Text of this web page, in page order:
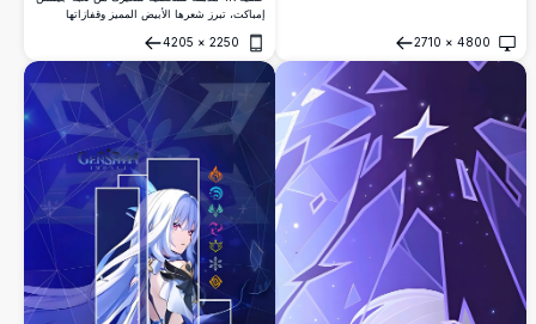
4800
×
2710
فتح
إمباكت، تبرز شعرها الأبيض المميز وقفازاتها
كونية مظلمة. فن عالي الدقة مثالي لسطح المكتب
والهاتف المحمول.
2250
×
4205
فتح